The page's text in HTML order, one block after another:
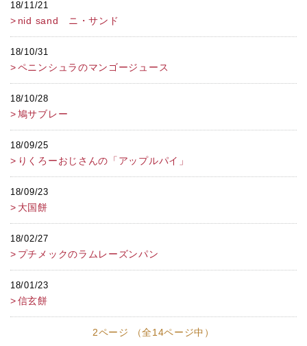
18/11/21
nid sand ニ・サンド
18/10/31
ペニンシュラのマンゴージュース
18/10/28
鳩サブレー
18/09/25
りくろーおじさんの「アップルパイ」
18/09/23
大国餅
18/02/27
プチメックのラムレーズンパン
18/01/23
信玄餅
2ページ （全14ページ中）